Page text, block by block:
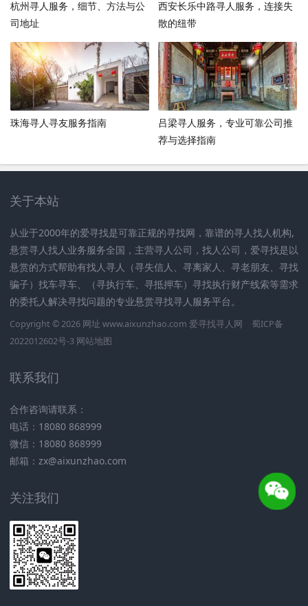
杭州寻人服务，细节、方法与公
司地址
西安长乐中路寻人服务，连接失
散的纽带
珠海寻人寻友服务指南
吕梁寻人服务，专业可靠公司推
荐与选择指南
关于本站
从业于2000年的爱寻找是可靠正规的寻找网，靠谱的寻人找人机构,
悬赏寻人找人业务服务全国，主营寻人公司，找人公司，爱寻找是以
悬赏的方式帮助有找人寻人（寻失信人、寻离家人、寻老朋友、寻找
骗子）找车寻车、（寻执行车、寻抵押车）寻找执行财产线索等需求
的委托人解决寻找问题的专业悬赏寻找寻人服务平台。
Copyright © 2026 网址 www.aixunzhao.com 爱寻找寻人网
蜀ICP备
2022012602号-3 网站地图
联系我们
合作咨询请联系：
电话：18080 868999
微信：18080 868999
邮箱：zx@aixunzhao.com
关注我们